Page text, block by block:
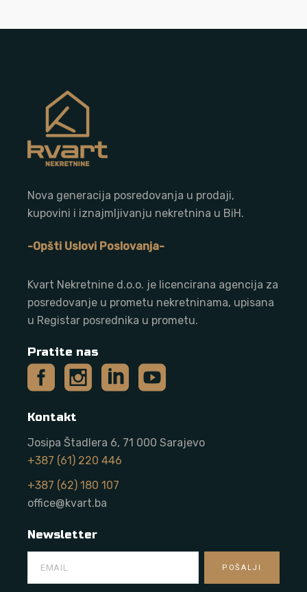
Nova generacija posredovanja u prodaji,
kupovini i iznajmljivanju nekretnina u BiH.
-Opšti Uslovi Poslovanja-
Kvart Nekretnine d.o.o. je licencirana agencija za
posredovanje u prometu nekretninama, upisana
u Registar posrednika u prometu.
Pratite nas
Kontakt
Josipa Štadlera 6, 71 000 Sarajevo
+387 (61) 220 446
+387 (62) 180 107
office@kvart.ba
Newsletter